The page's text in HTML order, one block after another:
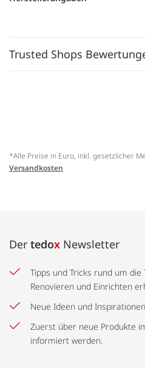
Trusted Shops
*Alle Preise in Euro, inkl. gesetzlicher
Versandkosten
Der tedox Newsletter
Tipps und Tricks rund um
Renovieren und Einrichten
Neue Ideen und
Zuerst über neue Produkte
informiert werden.